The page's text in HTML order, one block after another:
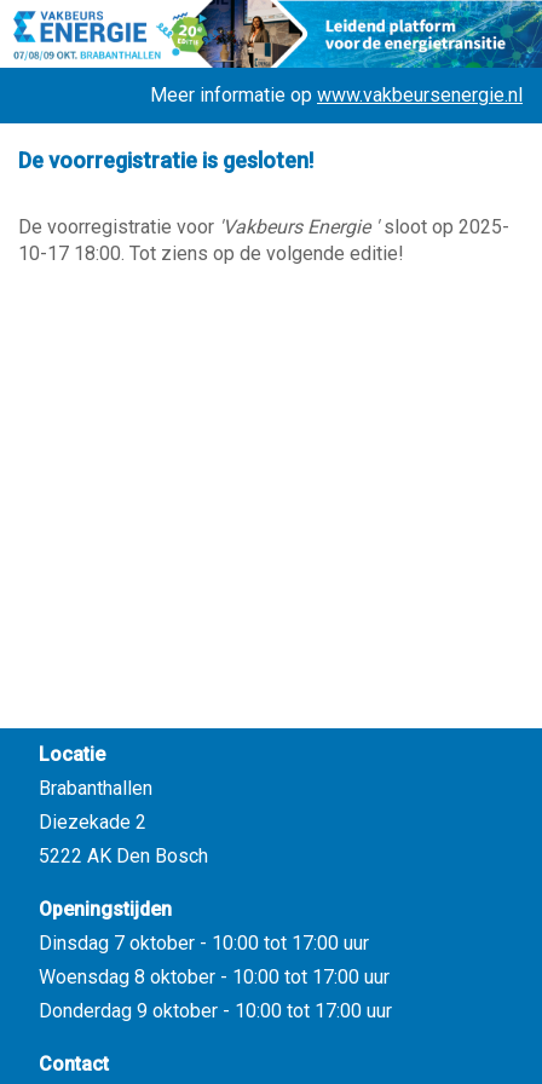
Meer informatie op www.vakbeursenergie.nl
De voorregistratie is gesloten!
De voorregistratie voor 'Vakbeurs Energie ' sloot op 2025-
10-17 18:00. Tot ziens op de volgende editie!
Locatie
Brabanthallen
Diezekade 2
5222 AK Den Bosch
Openingstijden
Dinsdag 7 oktober - 10:00 tot 17:00 uur
Woensdag 8 oktober - 10:00 tot 17:00 uur
Donderdag 9 oktober - 10:00 tot 17:00 uur
Contact